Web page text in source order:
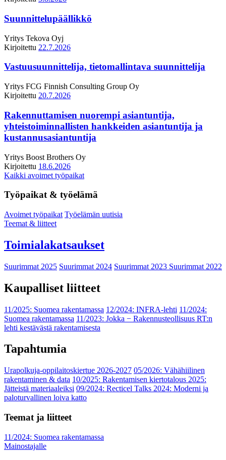
Suunnittelupäällikkö
Yritys Tekova Oyj
Kirjoitettu 22.7.2026
Vastuusuunnittelija, tietomallintava suunnittelija
Yritys FCG Finnish Consulting Group Oy
Kirjoitettu 20.7.2026
Rakennuttamisen nuorempi asiantuntija,
yhteistoiminnallisten hankkeiden asiantuntija ja
kustannusasiantuntija
Yritys Boost Brothers Oy
Kirjoitettu 18.6.2026
Kaikki avoimet työpaikat
Työpaikat & työelämä
Avoimet työpaikat Työelämän uutisia
Teemat & liitteet
Toimialakatsaukset
Suurimmat 2025 Suurimmat 2024 Suurimmat 2023 Suurimmat 2022
Kaupalliset liitteet
11/2025: Suomea rakentamassa 12/2024: INFRA-lehti 11/2024:
Suomea rakentamassa 11/2023: Jokka − Rakennusteollisuus RT:n
lehti kestävästä rakentamisesta
Tapahtumia
Urapolkuja-oppilaitoskiertue 2026-2027 05/2026: Vähähiilinen
rakentaminen & data 10/2025: Rakentamisen kiertotalous 2025:
Jätteistä materiaaleiksi 09/2024: Recticel Talks 2024: Moderni ja
paloturvallinen loiva katto
Teemat ja liitteet
11/2024: Suomea rakentamassa
Mainostajalle